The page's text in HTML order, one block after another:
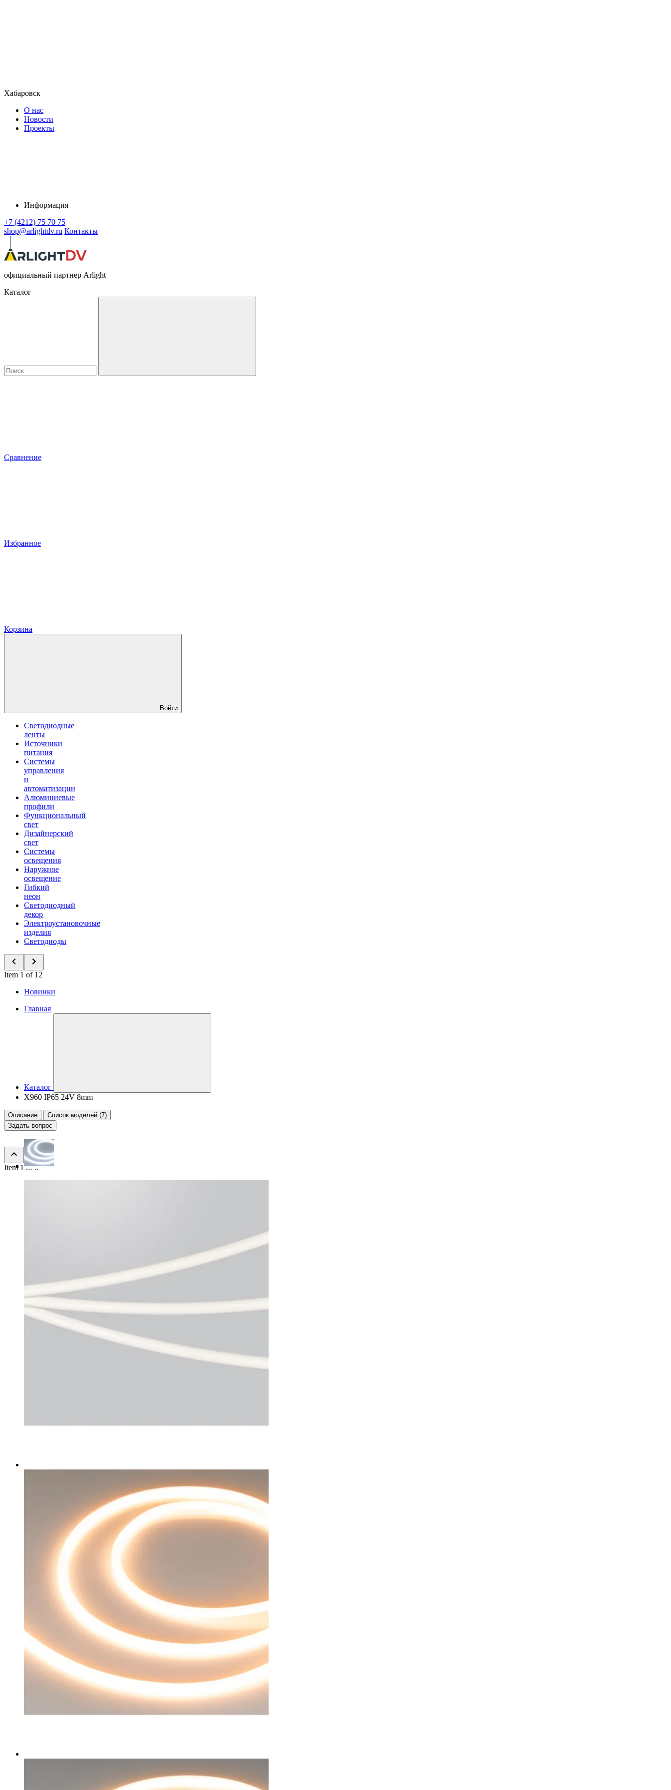
Хабаровск
О нас
Новости
Проекты
Информация
+7 (4212) 75 70 75
shop@arlightdv.ru Контакты
официальный партнер Arlight
Каталог
Сравнение
Избранное
Корзина
Войти
Светодиодные
ленты
Источники
питания
Системы
управления
и
автоматизации
Алюминиевые
профили
Функциональный
свет
Дизайнерский
свет
Системы
освещения
Наружное
освещение
Гибкий
неон
Светодиодный
декор
Электроустановочные
изделия
Светодиоды
Item 1 of 12
Новинки
Главная
Каталог
X960 IP65 24V 8mm
Описание
Список моделей (7)
Задать вопрос
Item 1 of 8